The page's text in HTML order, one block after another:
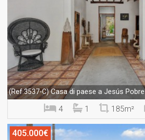
(Ref.3537-C)Casa di paese a Jesús Pobre
4 1 185m²
405.000€